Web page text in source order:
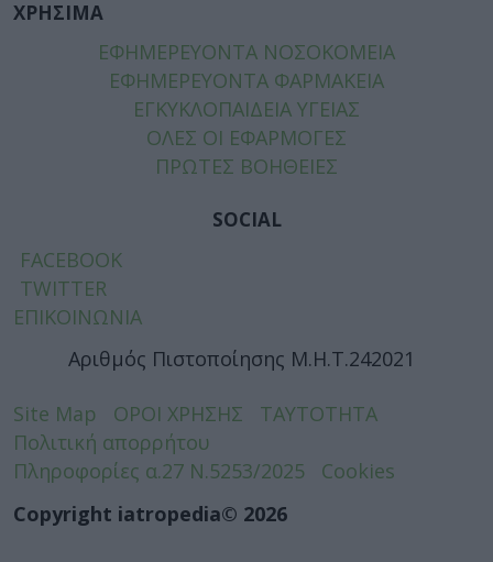
ΧΡΗΣΙΜΑ
ΕΦΗΜΕΡΕΥΟΝΤΑ ΝΟΣΟΚΟΜΕΙΑ
ΕΦΗΜΕΡΕΥΟΝΤΑ ΦΑΡΜΑΚΕΙΑ
ΕΓΚΥΚΛΟΠΑΙΔΕΙΑ ΥΓΕΙΑΣ
ΟΛΕΣ ΟΙ ΕΦΑΡΜΟΓΕΣ
ΠΡΩΤΕΣ ΒΟΗΘΕΙΕΣ
SOCIAL
FACEBOOK
TWITTER
ΕΠΙΚΟΙΝΩΝΙΑ
Αριθμός Πιστοποίησης Μ.Η.Τ.242021
Site Map ΟΡΟΙ ΧΡΗΣΗΣ
ΤΑΥΤΟΤΗΤΑ
Πολιτική απορρήτου
Πληροφορίες α.27 Ν.5253/2025
Cookies
Copyright iatropedia© 2026